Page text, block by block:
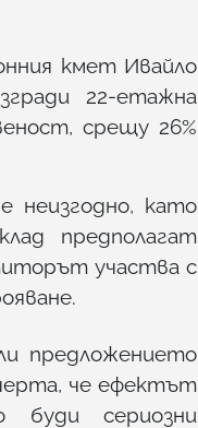
кмет Ивайло
22-етажна
срещу 26%
неизгодно, като
предполагат
участва с
предложението
че ефектът
буди сериозни